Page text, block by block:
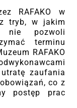
RAFAKO w
tryb, w jakim
nie pozwoli
terminu
RAFAKO
zaufania
co z
postęp prac